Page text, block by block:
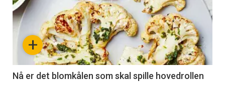
+
Nå er det blomkålen som skal spille hovedrollen